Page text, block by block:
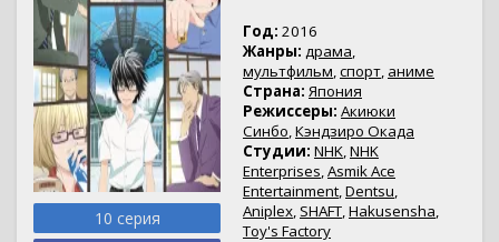
10 серия
Год: 2016
Жанры: драма,
мультфильм,спорт, аниме
Страна: Япония
Режиссеры: Акиюки
Синбо,Кэндзиро Окада
Студии: NHK,NHK
Enterprises,Asmik Ace
Entertainment,Dentsu,
Aniplex,SHAFT,Hakusensha,
Toy's Factory